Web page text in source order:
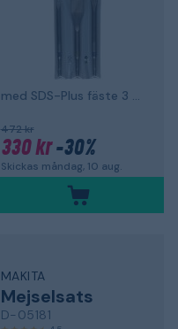
med SDS-Plus fäste 3 delar
472 kr
330 kr-30%
Skickas måndag, 10 aug.
MAKITA
Mejselsats
D-05181